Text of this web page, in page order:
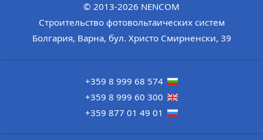
© 2013-2026 NENCOM
Строительство фотовольтаических систем
Болгария, Варна, бул. Христо Смирненски, 39
+359 8 999 68 574
+359 8 999 60 300
+359 877 01 49 01